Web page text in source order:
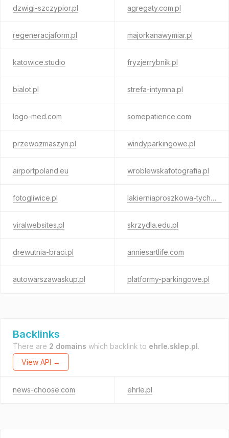
dzwigi-szczypior.pl agregaty.com.pl
regeneracjaform.pl majorkanawymiar.pl
katowice.studio fryzjerrybnik.pl
bialot.pl strefa-intymna.pl
logo-med.com somepatience.com
przewozmaszyn.pl windyparkingowe.pl
airportpoland.eu wroblewskafotografia.pl
fotogliwice.pl lakierniaproszkowa-tychy.pl
viralwebsites.pl skrzydla.edu.pl
drewutnia-braci.pl anniesartlife.com
autowarszawaskup.pl platformy-parkingowe.pl
Backlinks
There are 2 domains which backlink to ehrle.sklep.pl.
View API →
news-choose.com ehrle.pl